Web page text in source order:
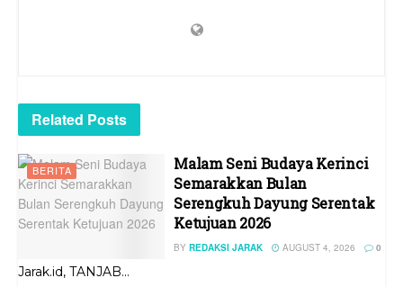
Related Posts
BERITA
Malam Seni Budaya Kerinci
Semarakkan Bulan
Serengkuh Dayung Serentak
Ketujuan 2026
BY REDAKSI JARAK AUGUST 4, 2026 0
Jarak.id, TANJAB...